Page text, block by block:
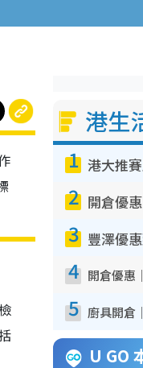
港生
1
2
3
4
5
U GO